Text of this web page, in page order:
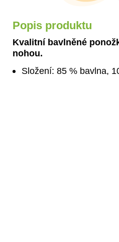
Popis produktu
Kvalitní bavlněné
nohou.
Složení: 85 % bavlna,